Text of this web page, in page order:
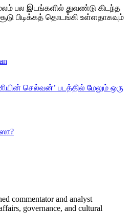
பல இடங்களில் துவண்டு கிடந்த
பிடிக்கத் தொடங்கி உள்ளதாகவும்
செல்வன்’ படத்தில் மேலும் ஒரு
commentator and analyst
governance, and cultural